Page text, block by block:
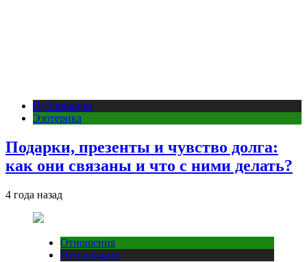
Публикации
Эзотерика
Подарки, презенты и чувство долга:
как они связаны и что с ними делать?
4 года назад
Отношения
Публикации